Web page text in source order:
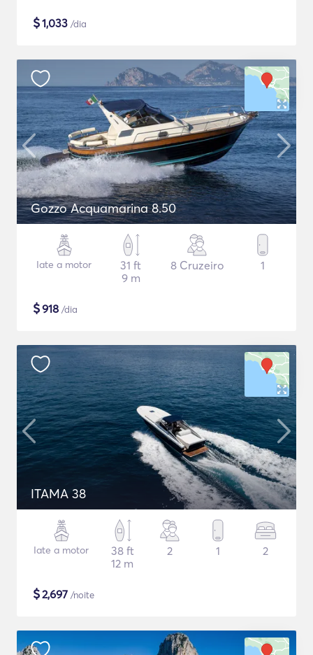
$1,033 /dia
Gozzo Acquamarina 8.50
Iate a motor
31 ft
9 m
8 Cruzeiro 1
$918 /dia
ITAMA 38
Iate a motor
38 ft
12 m
2 1 2
$2,697 /noite